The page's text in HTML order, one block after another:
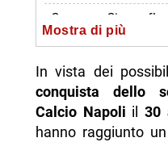
- Cumana,
- Sicurezza nelle
dipendenti ANM
- Altre proposte
- Altre info sulla
Mostra di più
In vista dei
conquista dello
Calcio Napoli il30
hanno raggiunto